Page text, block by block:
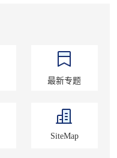
最新专题
SiteMap